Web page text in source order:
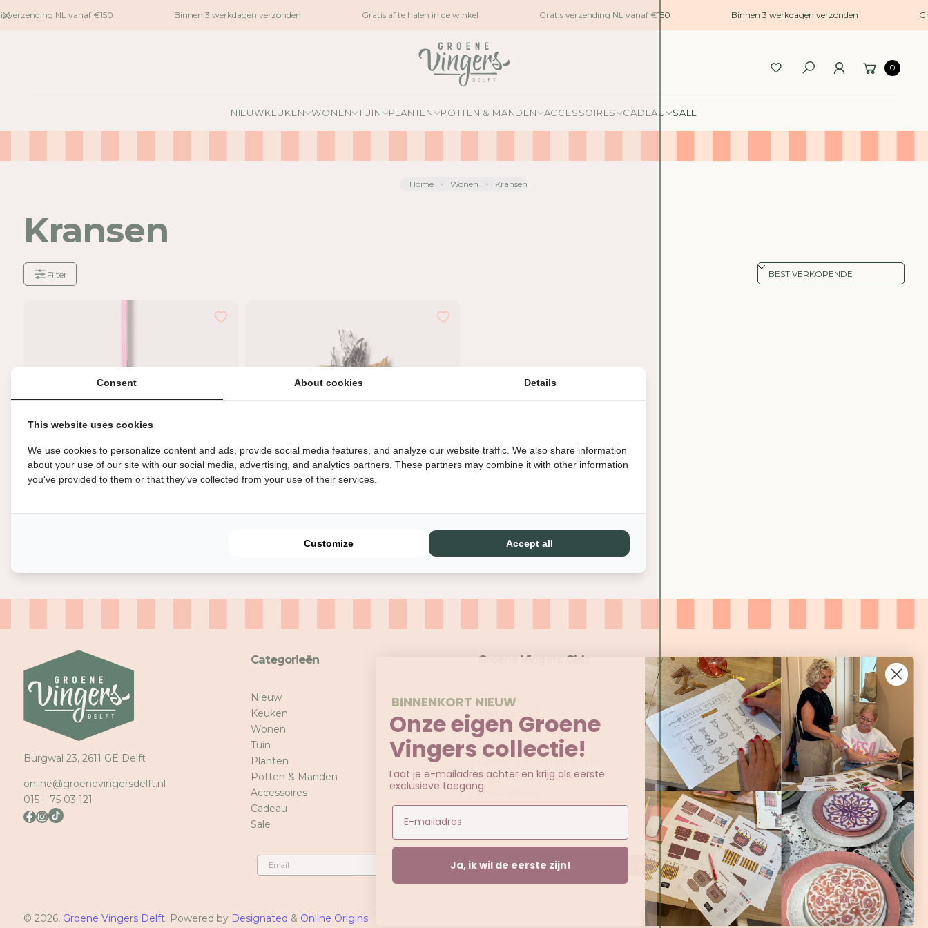
naar
verzending NL vanaf €150 Binnen 3 werkdagen verzonden Gratis af te halen in de winkel Gratis verzending NL vanaf €150 Binnen 3 werkdagen verzonden
0
NIEUWKEUKEN WONEN TUIN PLANTEN POTTEN & MANDEN ACCESSOIRES CADEAU SALE
Home Wonen Kransen
Kransen
Filter
de
resultaten
Burgwal 23, 2611 GE Delft
online@groenevingersdelft.nl
015 – 75 03 121
Categorieën
Nieuw
Keuken
Wonen
Tuin
Planten
Potten & Manden
Accessoires
Cadeau
Sale
Groene Vingers Gids
Over ons
Veelgestelde vragen
Retourneren
Openingstijden en locatie
Algemene voorwaarden
Privacybeleid
Email
Aanmelden
© 2026, Groene Vingers Delft. Powered by Designated & Online Origins Betaalmethoden
voegen en uw eerder opgeslagen artikelen te bekijken.
Consent About cookies Details
This website uses cookies
We use cookies to personalize content and ads, provide social media features, and analyze our website traffic. We also share information
about your use of our site with our social media, advertising, and analytics partners. These partners may combine it with other information
you've provided to them or that they've collected from your use of their services.
Customize Accept all
BINNENKORT NIEUW
Onze eigen Groene
Vingers collectie!
Laat je e-mailadres achter en krijg als eerste
exclusieve toegang.
Email
Ja, ik wil de eerste zijn!